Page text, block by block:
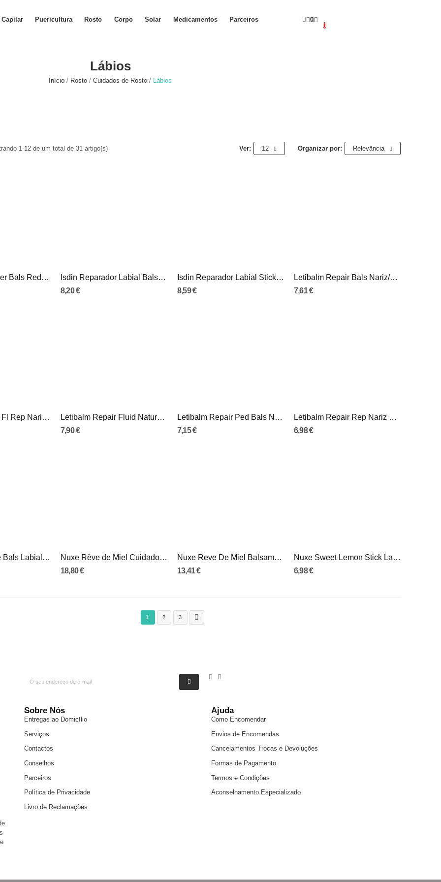
Capilar Puericultura Rosto Corpo Solar Medicamentos Parceiros
0
0
Lábios
Início Rosto Cuidados de Rosto Lábios
1-12 de um total de 31 artigo(s) Ver: 12 Organizar por: Relevância
Filorga Nutri Filler Bals Redens Lab4g
Isdin Reparador Labial Bals 10Ml
8,20 €
Isdin Reparador Labial Stick 4G
8,59 €
Letibalm Repair Bals Nariz/Lab 10ml
7,61 €
Letibalm Repair Fl Rep Nariz Lab 10ml
Letibalm Repair Fluid Nature Gel 10Ml
7,90 €
Letibalm Repair Ped Bals Nariz/Lab 10ml
7,15 €
Letibalm Repair Rep Nariz Lab 4G
6,98 €
Nuxe Very Rose Bals Labial Rosas 15G
Nuxe Rêve de Miel Cuidado Hid Lab 10Ml
18,80 €
Nuxe Reve De Miel Balsamo Labial 15g
13,41 €
Nuxe Sweet Lemon Stick Labial Hidrat 4G
6,98 €
1 2 3 
Sobre Nós
Entregas ao Domicílio
Serviços
Contactos
Conselhos
Parceiros
Política de Privacidade
Livro de Reclamações
Ajuda
Como Encomendar
Envios de Encomendas
Cancelamentos Trocas e Devoluções
Formas de Pagamento
Termos e Condições
Aconselhamento Especializado